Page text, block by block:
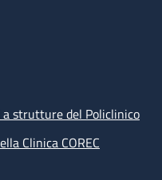
strutture del Policlinico
Clinica COREC